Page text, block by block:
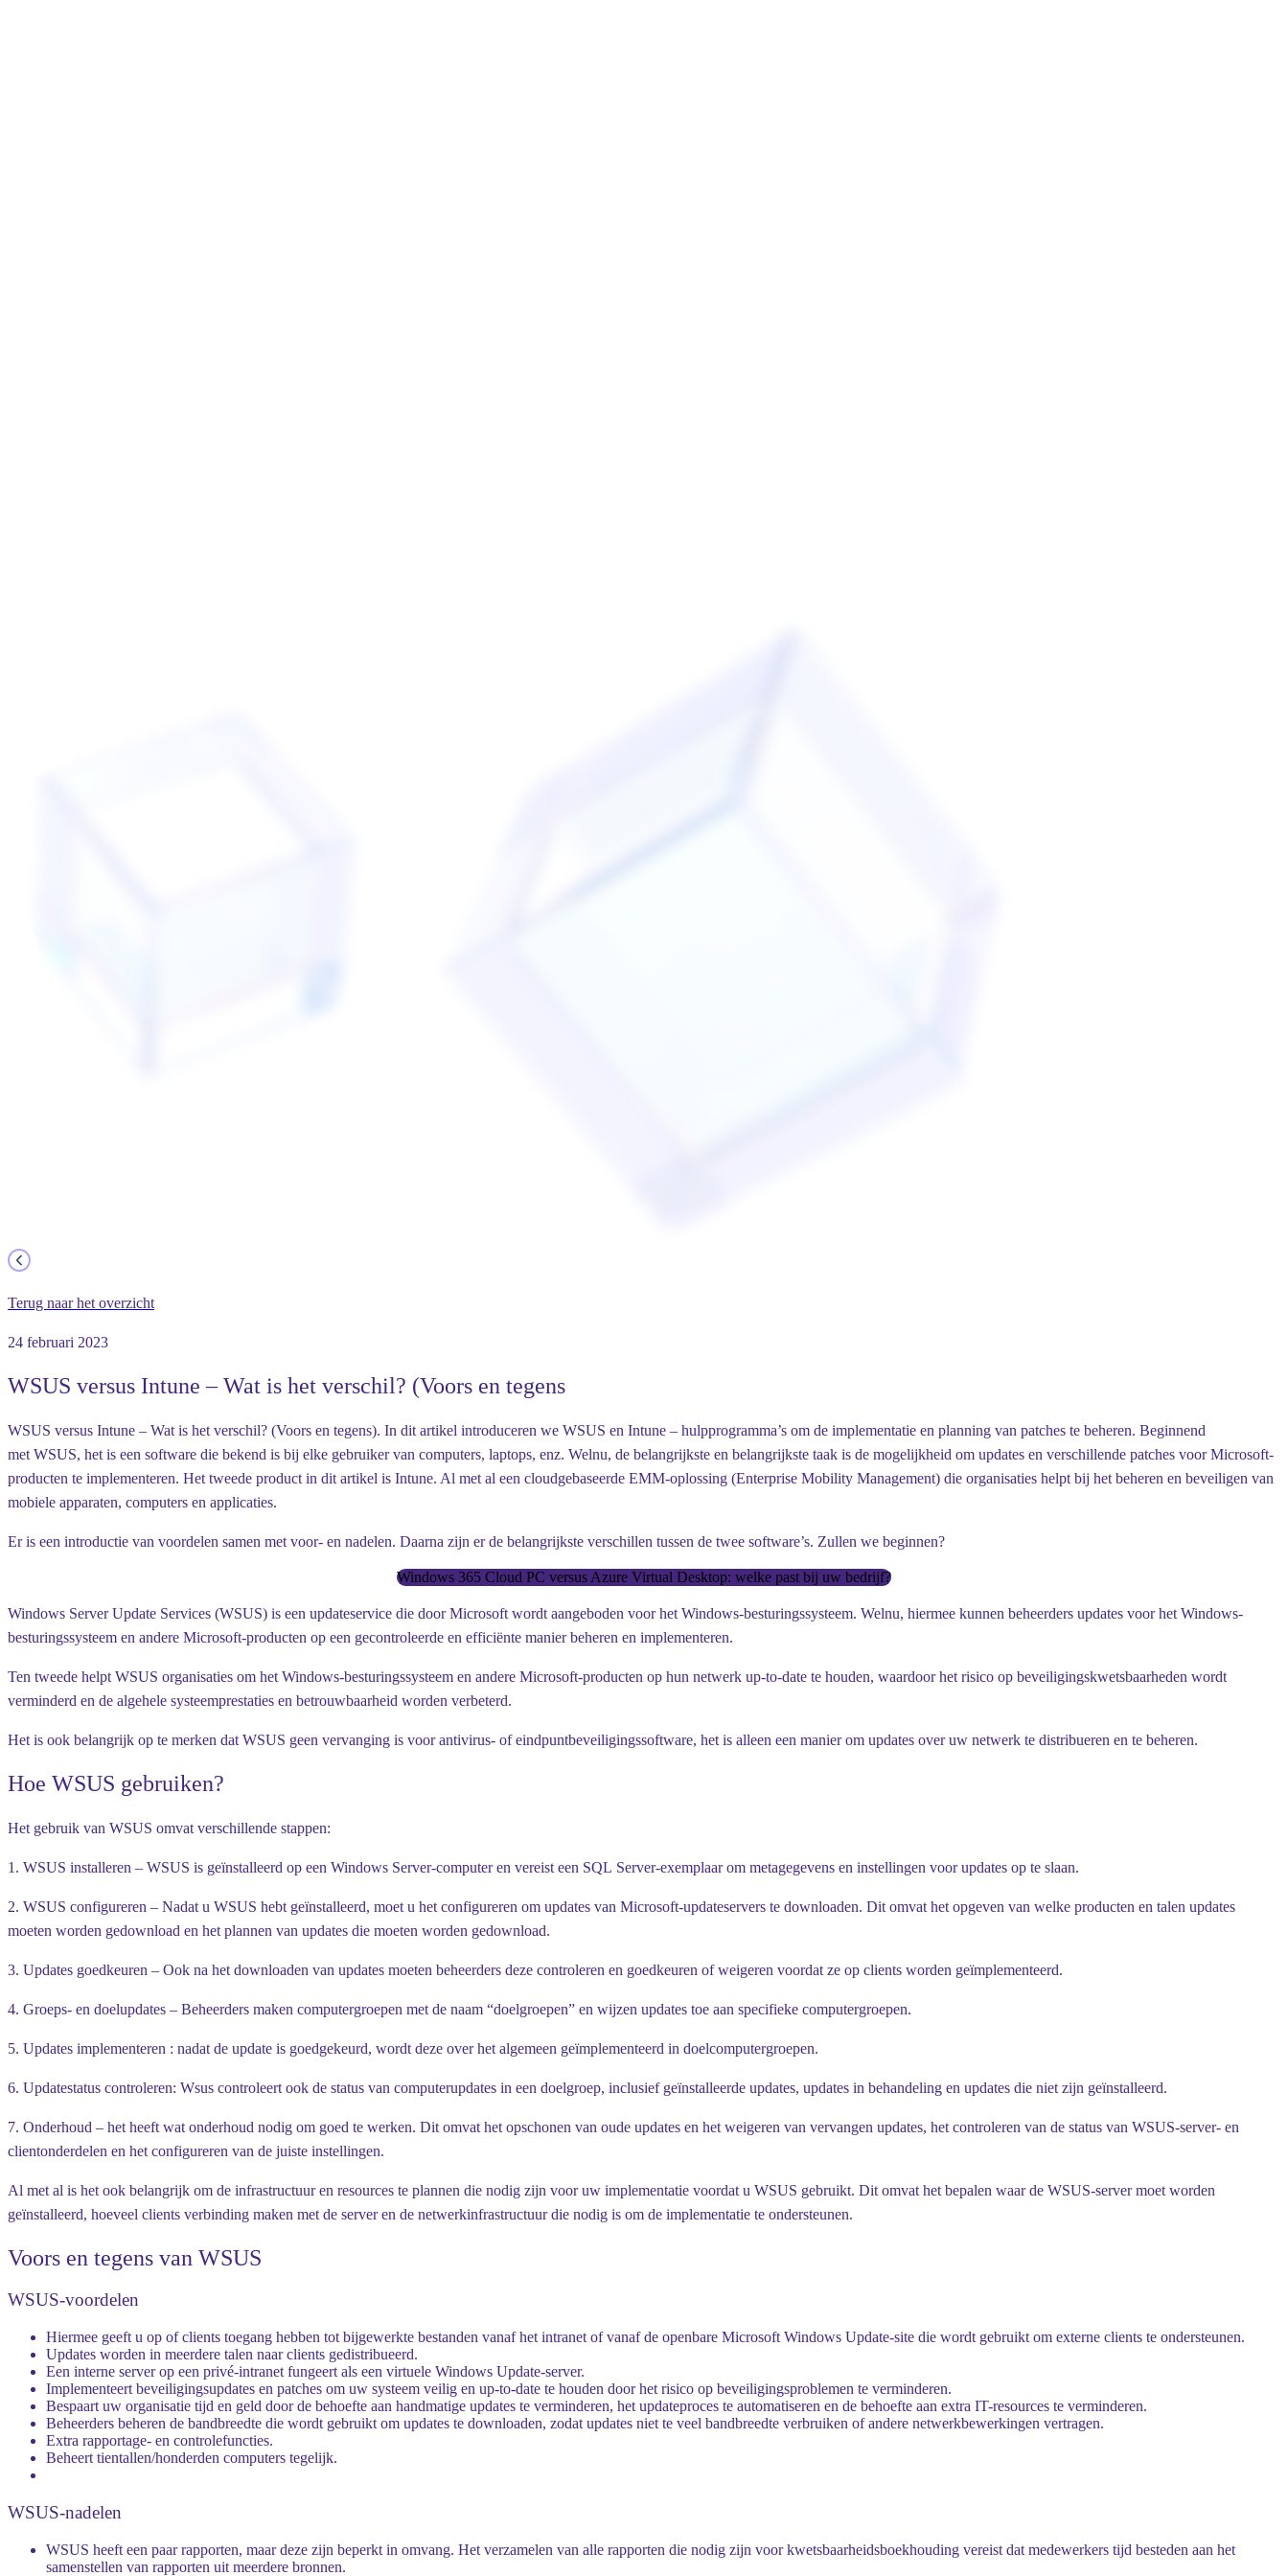
Terug naar het overzicht
24 februari 2023
WSUS versus Intune – Wat is het verschil? (Voors en tegens
WSUS versus Intune – Wat is het verschil? (Voors en tegens). In dit artikel introduceren we WSUS en Intune – hulpprogramma’s om de implementatie en planning van patches te beheren. Beginnend
met WSUS, het is een software die bekend is bij elke gebruiker van computers, laptops, enz. Welnu, de belangrijkste en belangrijkste taak is de mogelijkheid om updates en verschillende patches voor Microsoft-
producten te implementeren. Het tweede product in dit artikel is Intune. Al met al een cloudgebaseerde EMM-oplossing (Enterprise Mobility Management) die organisaties helpt bij het beheren en beveiligen van
mobiele apparaten, computers en applicaties.
Er is een introductie van voordelen samen met voor- en nadelen. Daarna zijn er de belangrijkste verschillen tussen de twee software’s. Zullen we beginnen?
Windows 365 Cloud PC versus Azure Virtual Desktop: welke past bij uw bedrijf?
Windows Server Update Services (WSUS) is een updateservice die door Microsoft wordt aangeboden voor het Windows-besturingssysteem. Welnu, hiermee kunnen beheerders updates voor het Windows-
besturingssysteem en andere Microsoft-producten op een gecontroleerde en efficiënte manier beheren en implementeren.
Ten tweede helpt WSUS organisaties om het Windows-besturingssysteem en andere Microsoft-producten op hun netwerk up-to-date te houden, waardoor het risico op beveiligingskwetsbaarheden wordt
verminderd en de algehele systeemprestaties en betrouwbaarheid worden verbeterd.
Het is ook belangrijk op te merken dat WSUS geen vervanging is voor antivirus- of eindpuntbeveiligingssoftware, het is alleen een manier om updates over uw netwerk te distribueren en te beheren.
Hoe WSUS gebruiken?
Het gebruik van WSUS omvat verschillende stappen:
1. WSUS installeren – WSUS is geïnstalleerd op een Windows Server-computer en vereist een SQL Server-exemplaar om metagegevens en instellingen voor updates op te slaan.
2. WSUS configureren – Nadat u WSUS hebt geïnstalleerd, moet u het configureren om updates van Microsoft-updateservers te downloaden. Dit omvat het opgeven van welke producten en talen updates
moeten worden gedownload en het plannen van updates die moeten worden gedownload.
3. Updates goedkeuren – Ook na het downloaden van updates moeten beheerders deze controleren en goedkeuren of weigeren voordat ze op clients worden geïmplementeerd.
4. Groeps- en doelupdates – Beheerders maken computergroepen met de naam “doelgroepen” en wijzen updates toe aan specifieke computergroepen.
5. Updates implementeren : nadat de update is goedgekeurd, wordt deze over het algemeen geïmplementeerd in doelcomputergroepen.
6. Updatestatus controleren: Wsus controleert ook de status van computerupdates in een doelgroep, inclusief geïnstalleerde updates, updates in behandeling en updates die niet zijn geïnstalleerd.
7. Onderhoud – het heeft wat onderhoud nodig om goed te werken. Dit omvat het opschonen van oude updates en het weigeren van vervangen updates, het controleren van de status van WSUS-server- en
clientonderdelen en het configureren van de juiste instellingen.
Al met al is het ook belangrijk om de infrastructuur en resources te plannen die nodig zijn voor uw implementatie voordat u WSUS gebruikt. Dit omvat het bepalen waar de WSUS-server moet worden
geïnstalleerd, hoeveel clients verbinding maken met de server en de netwerkinfrastructuur die nodig is om de implementatie te ondersteunen.
Voors en tegens van WSUS
WSUS-voordelen
Hiermee geeft u op of clients toegang hebben tot bijgewerkte bestanden vanaf het intranet of vanaf de openbare Microsoft Windows Update-site die wordt gebruikt om externe clients te ondersteunen.
Updates worden in meerdere talen naar clients gedistribueerd.
Een interne server op een privé-intranet fungeert als een virtuele Windows Update-server.
Implementeert beveiligingsupdates en patches om uw systeem veilig en up-to-date te houden door het risico op beveiligingsproblemen te verminderen.
Bespaart uw organisatie tijd en geld door de behoefte aan handmatige updates te verminderen, het updateproces te automatiseren en de behoefte aan extra IT-resources te verminderen.
Beheerders beheren de bandbreedte die wordt gebruikt om updates te downloaden, zodat updates niet te veel bandbreedte verbruiken of andere netwerkbewerkingen vertragen.
Extra rapportage- en controlefuncties.
Beheert tientallen/honderden computers tegelijk.
WSUS-nadelen
WSUS heeft een paar rapporten, maar deze zijn beperkt in omvang. Het verzamelen van alle rapporten die nodig zijn voor kwetsbaarheidsboekhouding vereist dat medewerkers tijd besteden aan het
samenstellen van rapporten uit meerdere bronnen.